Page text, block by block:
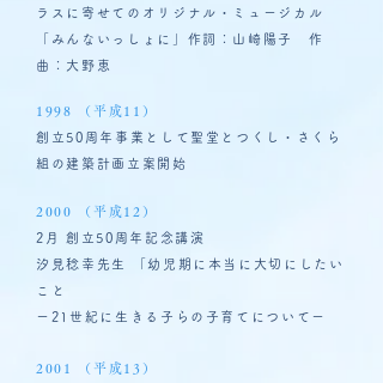
ラスに寄せてのオリジナル・ミュージカル
「みんないっしょに」作詞：山崎陽子 作
曲：大野恵
1998 （平成11）
創立50周年事業として聖堂とつくし・さくら
組の建築計画立案開始
2000 （平成12）
2月 創立50周年記念講演
汐見稔幸先生 「幼児期に本当に大切にしたい
こと
ー21世紀に生きる子らの子育てについてー
2001 （平成13）